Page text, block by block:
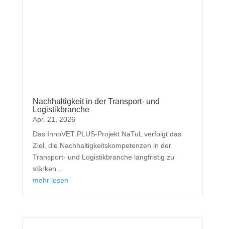
Nachhaltigkeit in der Transport- und
Logistikbranche
Apr. 21, 2026
Das InnoVET PLUS-Projekt NaTuL verfolgt das
Ziel, die Nachhaltigkeitskompetenzen in der
Transport- und Logistikbranche langfristig zu
stärken…
mehr lesen